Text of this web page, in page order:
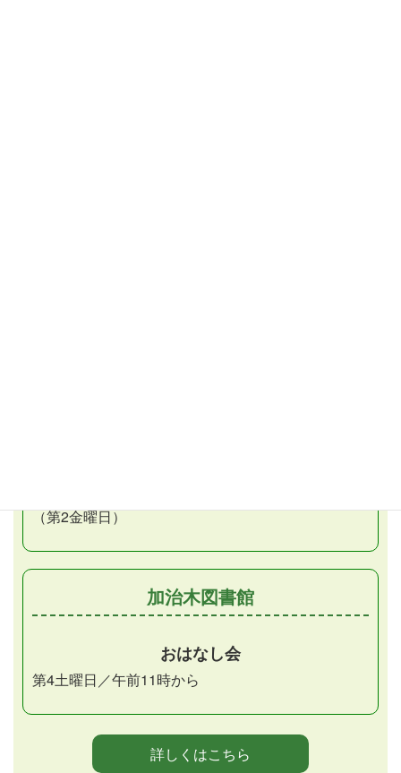
（第2金曜日）
加治木図書館
おはなし会
第4土曜日／午前11時から
詳しくはこちら